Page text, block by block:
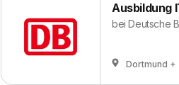
Ausbildung
beiDeutsche
Dortmund +